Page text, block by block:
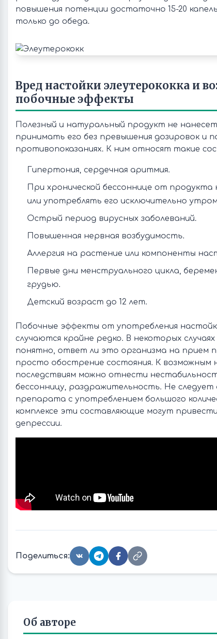
повышения потенции достаточно 15-20
только до обеда.
Вред настойки элеутерококка и
побочные эффекты
Полезный и натуральный продукт не
принимать его без превышения дозировок и
противопоказаниях. К ним относят такие
Гипертония, сердечная аритмия.
При хронической бессоннице от продукта
или употреблять его исключительно
Острый период вирусных заболеваний.
Повышенная нервная возбудимость.
Аллергия на растение или компоненты
Первые дни менструального цикла,
грудью.
Детский возраст до 12 лет.
Побочные эффекты от употребления
случаются крайне редко. В некоторых
понятно, ответ ли это организма на прием
просто обострение состояния. К возможным
последствиям можно отнести
бессонницу, раздражительность. Не
препарата с употреблением большого
комплексе эти составляющие могут
депрессии.
Поделиться:
Об авторе